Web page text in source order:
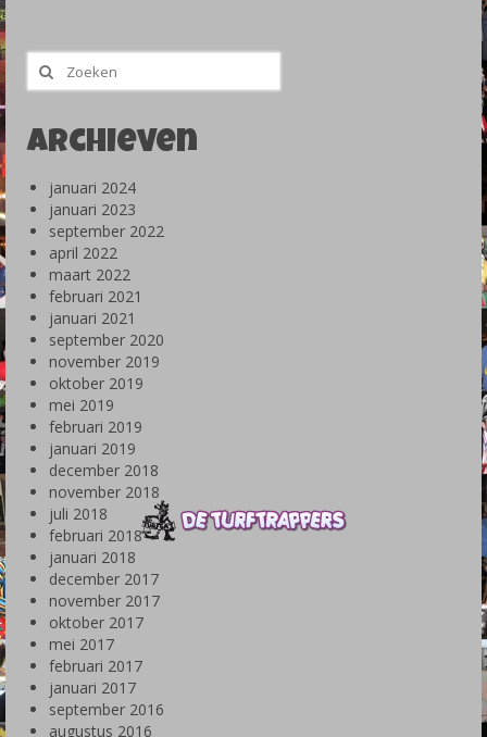
Zoeken
naar:
Archieven
januari 2024
januari 2023
september 2022
april 2022
maart 2022
februari 2021
januari 2021
september 2020
november 2019
oktober 2019
mei 2019
februari 2019
januari 2019
december 2018
november 2018
juli 2018
februari 2018
januari 2018
december 2017
november 2017
oktober 2017
mei 2017
februari 2017
januari 2017
september 2016
augustus 2016